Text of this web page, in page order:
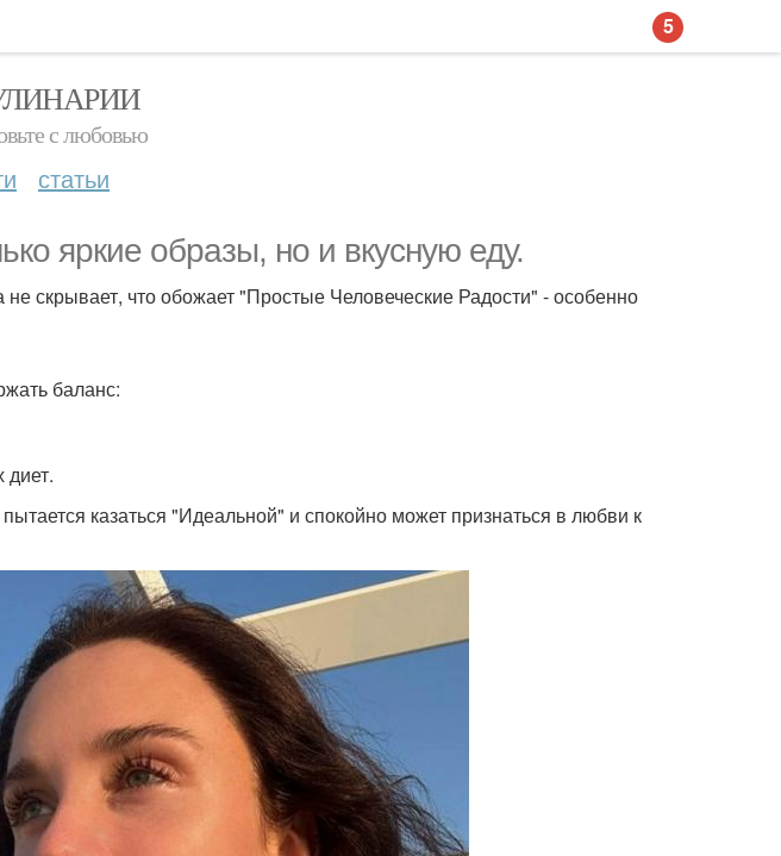
с любовью
статьи
яркие образы, но и вкусную еду.
скрывает, что обожает "Простые Человеческие Радости" - особенно
баланс:
диет.
казаться "Идеальной" и спокойно может признаться в любви к
5